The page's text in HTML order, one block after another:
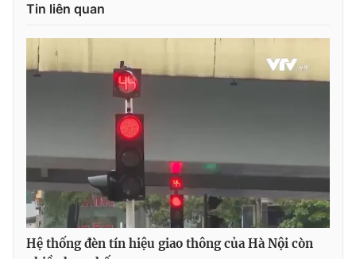
Theo dõi báo trên
Đài Truyền hình Việt Nam
Thời báo VTV
Giấy phép hoạt động báo in và báo điện tử số 483/GP-BTTTT
cấp ngày 29/12/2023
Tổng Biên tập:Vũ Thanh Thủy
Phó Tổng Biên tập:Nguyễn Thị Mỹ Hạnh, Phạm Quốc Thắng,
Nguyễn Trọng Ninh
Tổng đài VTV:024.38 355 931 - 024.38 355 932
Tin liên quan
Hệ thống đèn tín hiệu giao thông của Hà Nội còn